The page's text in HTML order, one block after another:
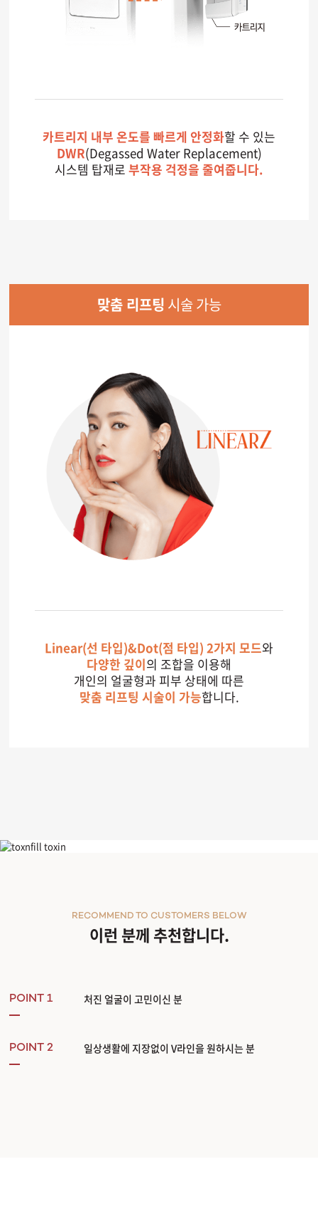
카트리지 내부 온도를 빠르게 안정화할 수 있는
DWR(Degassed Water Replacement)
시스템 탑재로 부작용 걱정을 줄여줍니다.
맞춤 리프팅 시술 가능
Linear(선 타입)&Dot(점 타입) 2가지 모드와
다양한 깊이의 조합을 이용해
개인의 얼굴형과 피부 상태에 따른
맞춤 리프팅 시술이 가능합니다.
이런 분께 추천합니다.
RECOMMEND TO CUSTOMERS BELOW
POINT 1 처진 얼굴이 고민이신 분
POINT 2 일상생활에 지장없이 V라인을 원하시는 분